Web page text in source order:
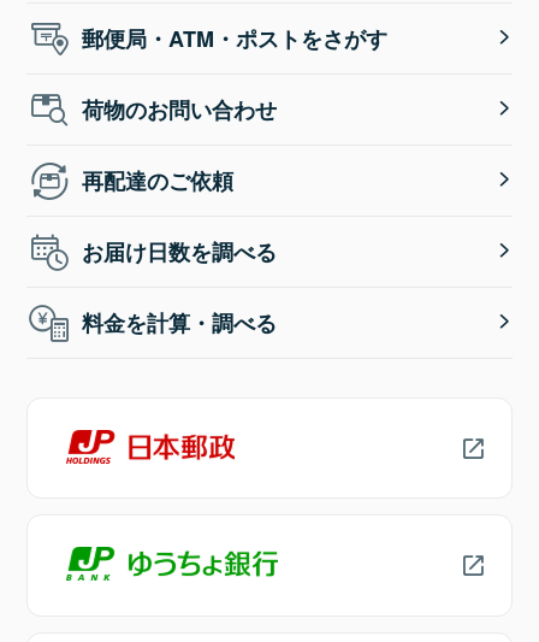
郵便局・ATM・ポストをさがす
荷物のお問い合わせ
再配達のご依頼
お届け日数を調べる
料金を計算・調べる